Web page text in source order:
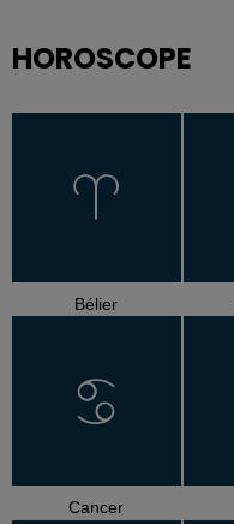
HOROSCOPE
Bélier
Cancer